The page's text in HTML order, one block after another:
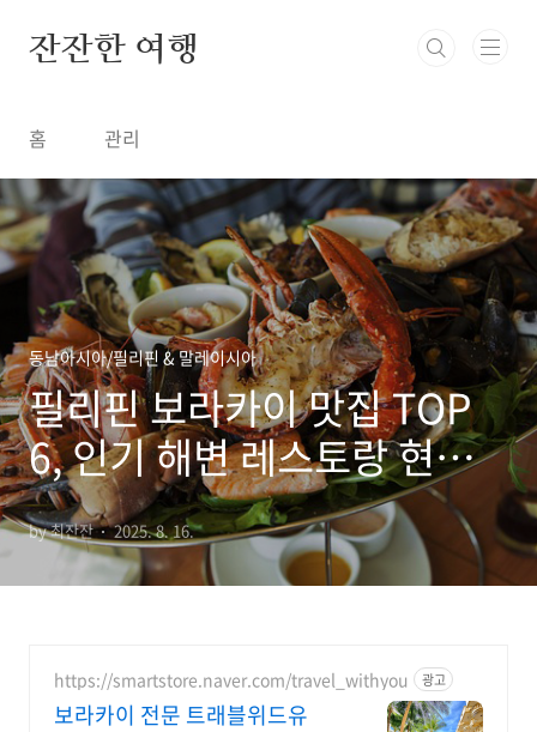
잔잔한 여행
홈 관리
동남아시아/필리핀 & 말레이시아
필리핀 보라카이 맛집 TOP
6, 인기 해변 레스토랑 현지
인 해산물 식당 요리 음식
by 최잔잔 2025. 8. 16.
https://smartstore.naver.com/travel_withyou 광고
보라카이 전문 트래블위드유